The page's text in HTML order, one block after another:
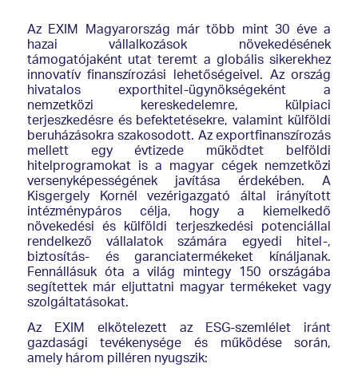
Az EXIM Magyarország már több mint 30 éve a
hazai vállalkozások növekedésének
támogatójaként utat teremt a globális sikerekhez
innovatív finanszírozási lehetőségeivel. Az ország
hivatalos exporthitel-ügynökségeként a
nemzetközi kereskedelemre, külpiaci
terjeszkedésre és befektetésekre, valamint külföldi
beruházásokra szakosodott. Az exportfinanszírozás
mellett egy évtizede működtet belföldi
hitelprogramokat is a magyar cégek nemzetközi
versenyképességének javítása érdekében. A
Kisgergely Kornél vezérigazgató által irányított
intézménypáros célja, hogy a kiemelkedő
növekedési és külföldi terjeszkedési potenciállal
rendelkező vállalatok számára egyedi hitel-,
biztosítás- és garanciatermékeket kínáljanak.
Fennállásuk óta a világ mintegy 150 országába
segítettek már eljuttatni magyar termékeket vagy
szolgáltatásokat.
Az EXIM elkötelezett az ESG-szemlélet iránt
gazdasági tevékenysége és működése során,
amely három pilléren nyugszik: